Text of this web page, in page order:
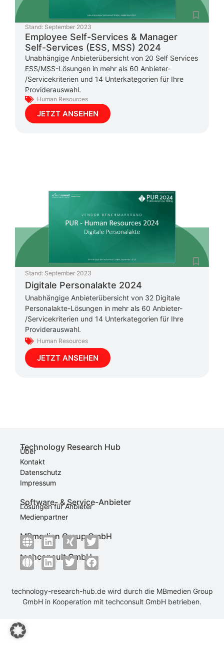
Stand: September 2023
Employee Self-Services & Manager
Self-Services (ESS, MSS) 2024
Unabhängige Anbieterübersicht von 20 Self Services
ESS/MSS-Lösungen in mehr als 60 Anbieter-
/Servicekriterien und 14 Unterkategorien für Ihre
Providerauswahl.
Human Resources
JETZT ANSEHEN
Stand: September 2023
Digitale Personalakte 2024
Unabhängige Anbieterübersicht von 32 Digitale
Personalakte-Lösungen in mehr als 60 Anbieter-
/Servicekriterien und 14 Unterkategorien für Ihre
Providerauswahl.
Human Resources
JETZT ANSEHEN
Technology Research Hub
Über
Kontakt
Datenschutz
Impressum
Software- & Service-Anbieter
Lösungen für Anbieter
Medienpartner
MBmedien Group GmbH
techconsult GmbH
technology-research-hub.de wird durch die MBmedien Group
GmbH in Kooperation mit techconsult GmbH betrieben.